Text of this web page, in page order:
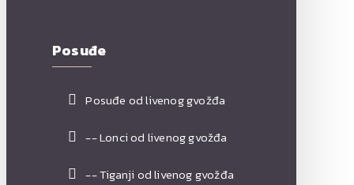
Posuđe
Posuđe od livenog gvožđa
-- Lonci od livenog gvožđa
-- Tiganji od livenog gvožđa